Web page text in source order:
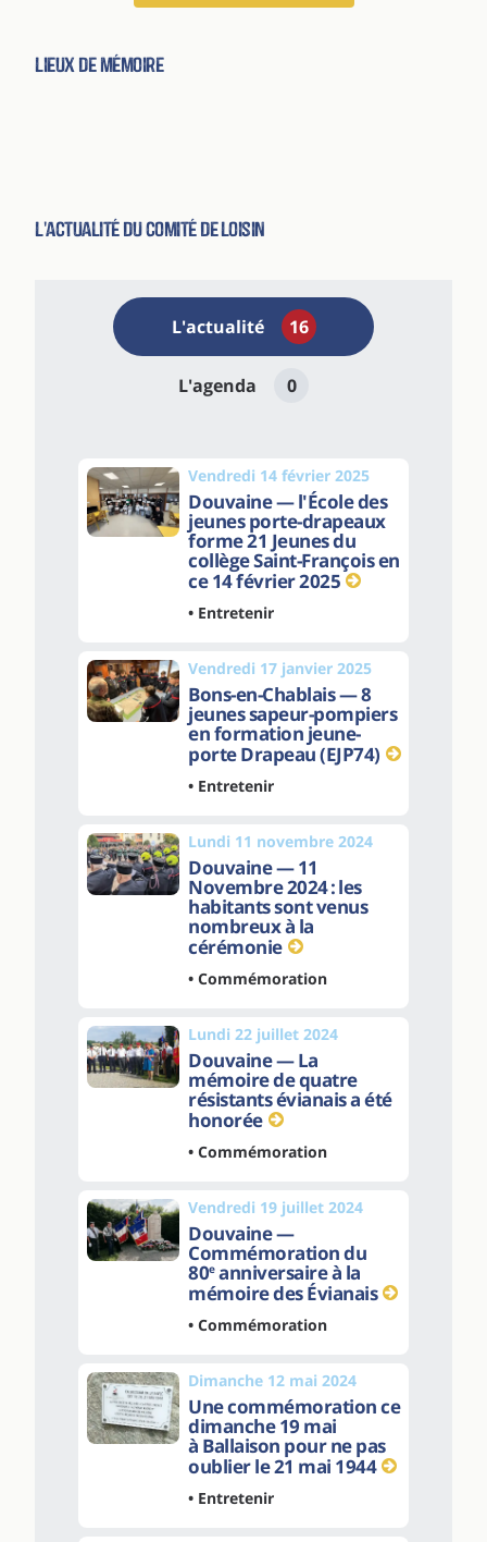
Lieux de Mémoire
L'actualité du comité de Loisin
L'actualité 16
L'agenda 0
Vendredi 14 février 2025
Douvaine — l'École des
jeunes porte-drapeaux
forme 21 Jeunes du
collège Saint-François en
ce 14 février 2025
• Entretenir
Vendredi 17 janvier 2025
Bons-en-Chablais — 8
jeunes sapeur-pompiers
en formation jeune-
porte Drapeau (EJP74)
• Entretenir
Lundi 11 novembre 2024
Douvaine — 11
Novembre 2024 : les
habitants sont venus
nombreux à la
cérémonie
• Commémoration
Lundi 22 juillet 2024
Douvaine — La
mémoire de quatre
résistants évianais a été
honorée
• Commémoration
Vendredi 19 juillet 2024
Douvaine —
Commémoration du
80eanniversaire à la
mémoire des Évianais
• Commémoration
Dimanche 12 mai 2024
Une commémoration ce
dimanche 19 mai
à Ballaison pour ne pas
oublier le 21 mai 1944
• Entretenir